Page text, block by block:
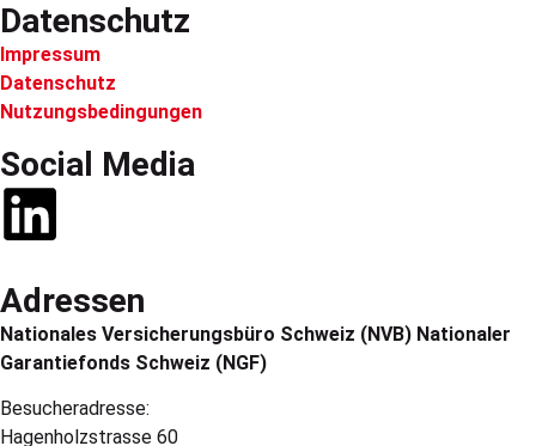
Datenschutz
Impressum
Datenschutz
Nutzungsbedingungen
Social Media
Adressen
Nationales Versicherungsbüro Schweiz (NVB) Nationaler
Garantiefonds Schweiz (NGF)
Besucheradresse:
Hagenholzstrasse 60